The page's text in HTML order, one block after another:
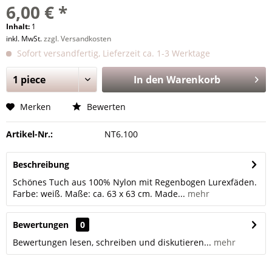
6,00 € *
Inhalt: 1
inkl. MwSt.zzgl. Versandkosten
Sofort versandfertig, Lieferzeit ca. 1-3 Werktage
In denWarenkorb
Merken Bewerten
Artikel-Nr.: NT6.100
Beschreibung
Schönes Tuch aus 100% Nylon mit Regenbogen Lurexfäden.
Farbe: weiß. Maße: ca. 63 x 63 cm. Made... mehr
Bewertungen
0
Bewertungen lesen, schreiben und diskutieren... mehr